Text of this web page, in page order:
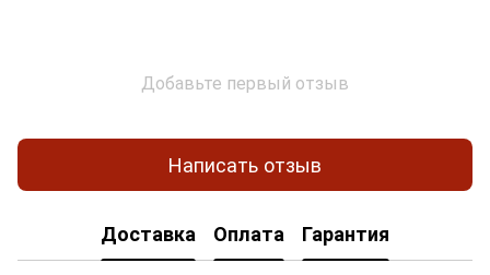
Добавьте первый отзыв
Написать отзыв
Доставка Оплата Гарантия